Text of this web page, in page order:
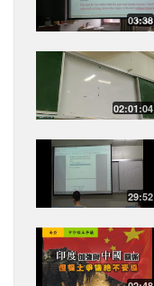
03:38
02:01:04
29:52